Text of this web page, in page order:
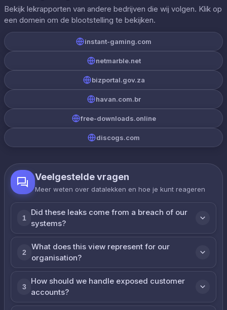
Bekijk lekrapporten van andere bedrijven die wij volgen. Klik op
een domein om de blootstelling te bekijken.
instant-gaming.com
netmarble.net
bizportal.gov.za
havan.com.br
free-downloads.online
discogs.com
Veelgestelde vragen
Meer weten over datalekken en hoe je kunt reageren
1
Did these leaks come from a breach of our
systems?
2
What does this view represent for our
organisation?
3
How should we handle exposed customer
accounts?